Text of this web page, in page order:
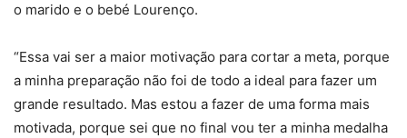
o marido e o bebé Lourenço.
“Essa vai ser a maior motivação para cortar a meta, porque
a minha preparação não foi de todo a ideal para fazer um
grande resultado. Mas estou a fazer de uma forma mais
motivada, porque sei que no final vou ter a minha medalha